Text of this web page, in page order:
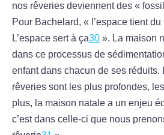
nos rêveries deviennent des «
Pour Bachelard, « l’espace tient
L’espace sert à ça30 ». La maison
dans ce processus de
enfant dans chacun de ses réduits.
rêveries sont les plus profondes,
plus, la maison natale a un enjeu
c’est dans celle-ci que nous